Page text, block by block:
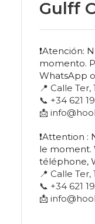
Gulff
❗Atención:
momento.
WhatsApp
📍 Calle Ter,
📞 +34 621
📩
❗Attention
le moment.
téléphone,
📍 Calle Ter,
📞 +34 621
📩